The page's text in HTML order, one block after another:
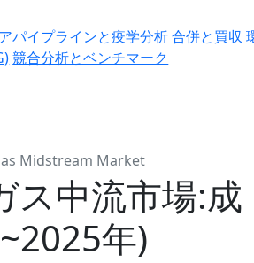
パイプラインと疫学分析合併と買収
競合分析とベンチマーク
Midstream Market
ス中流市場:成
年)